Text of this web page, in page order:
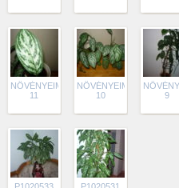
NÖVÉNYEIM
11
NÖVÉNYEIM
10
9